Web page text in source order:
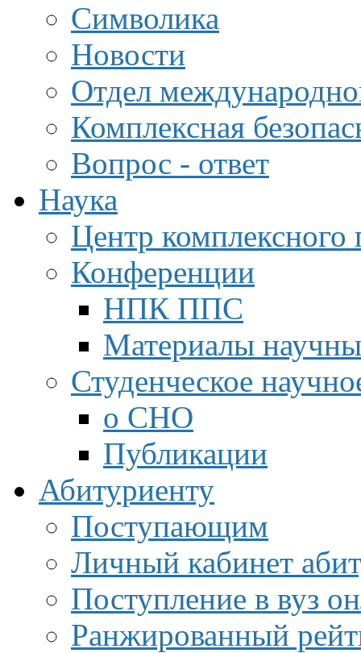
Символика
Новости
Отдел
Комплексная
Вопрос - ответ
Наука
Центр
Конференции
НПК ППС
Материалы
Студенческое
о СНО
Публикации
Абитуриенту
Поступающим
Личный кабинет
Поступление в вуз
Ранжированный